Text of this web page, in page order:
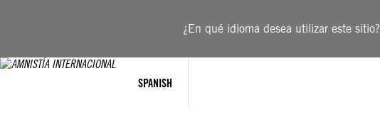
¿En qué idioma desea utilizar este sitio?
SPANISH